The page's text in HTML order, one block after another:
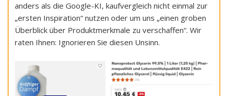
anders als die Google-KI, kaufvergleich nicht einmal zur
„ersten Inspiration“ nutzen oder um uns „einen groben
Überblick über Produktmerkmale zu verschaffen“. Wir
raten Ihnen: Ignorieren Sie diesen Unsinn.